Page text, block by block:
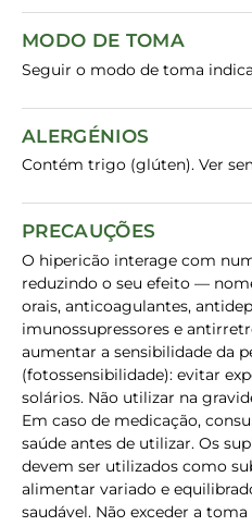
MODO DE TOMA
Seguir o modo de toma
ALERGÉNIOS
Contém trigo (glúten). Ver
PRECAUÇÕES
O hipericão interage com
reduzindo o seu efeito —
orais, anticoagulantes,
imunossupressores e
aumentar a sensibilidade da
(fotossensibilidade): evitar
solários. Não utilizar na
Em caso de medicação,
saúde antes de utilizar. Os
devem ser utilizados como
alimentar variado e
saudável. Não exceder a